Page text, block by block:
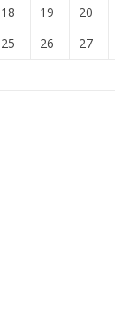
18 19 20
25 26 27